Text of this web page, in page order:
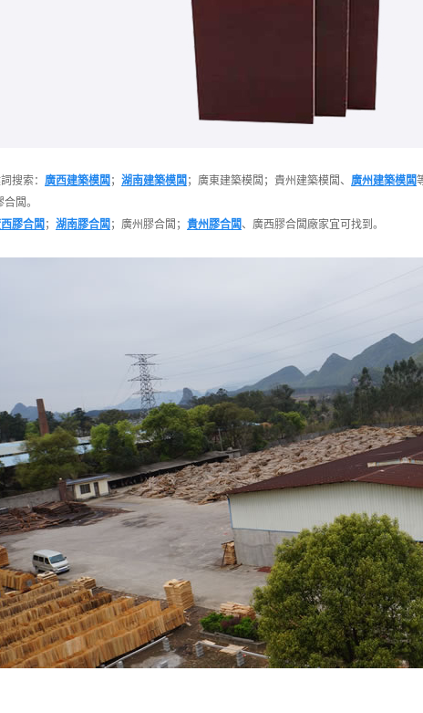
搜索： 廣西建築模闆 ； 湖南建築模闆 ；廣東建築模闆； 貴州建築模闆、 廣州建築模闆
闆。
膠合闆 ； 湖南膠合闆 ；廣州膠合闆； 貴州膠合闆 、廣西膠合闆廠家宜可找到。